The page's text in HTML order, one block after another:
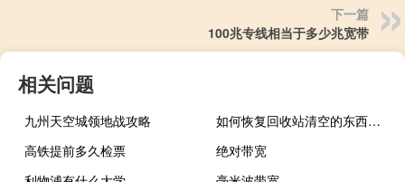
下一篇
100兆专线相当于多少兆宽带
相关问题
九州天空城领地战攻略
如何恢复回收站清空的东西（如何恢复回收站）
高铁提前多久检票
绝对带宽